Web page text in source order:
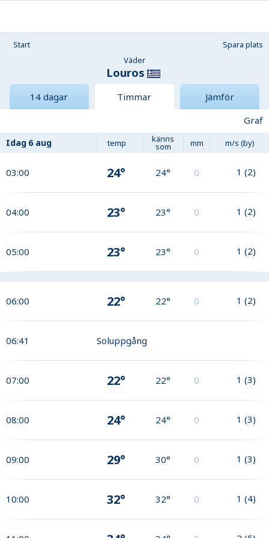
Start
Spara plats
Väder
Louros
14 dagar Timmar
Jämför
Graf
Idag 6 aug temp känns
som mm m/s (by)
03:00 24° 24° 0 1 (2)
04:00 23° 23° 0 1 (2)
05:00 23° 23° 0 1 (2)
06:00 22° 22° 0 1 (2)
06:41 Soluppgång
07:00 22° 22° 0 1 (3)
08:00 24° 24° 0 1 (3)
09:00 29° 30° 0 1 (3)
10:00 32° 32° 0 1 (4)